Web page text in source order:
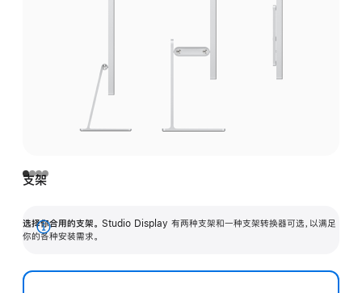
支架
选择你合用的支架。 Studio Display 有两种支架和一种支架转换器可选，以满足
你的各种安装需求。
展